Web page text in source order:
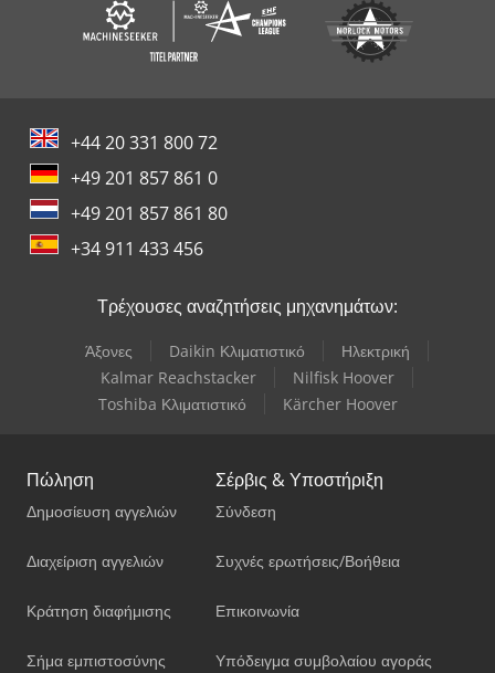
+44 20 331 800 72
+49 201 857 861 0
+49 201 857 861 80
+34 911 433 456
Τρέχουσες αναζητήσεις μηχανημάτων:
Άξονες Daikin Κλιματιστικό
Ηλεκτρική
Kalmar Reachstacker
Nilfisk Hoover
Toshiba Κλιματιστικό
Kärcher Hoover
Πώληση
Δημοσίευση αγγελιών
Διαχείριση αγγελιών
Κράτηση διαφήμισης
Σήμα εμπιστοσύνης
Σέρβις & Υποστήριξη
Σύνδεση
Συχνές ερωτήσεις/Βοήθεια
Επικοινωνία
Υπόδειγμα συμβολαίου αγοράς